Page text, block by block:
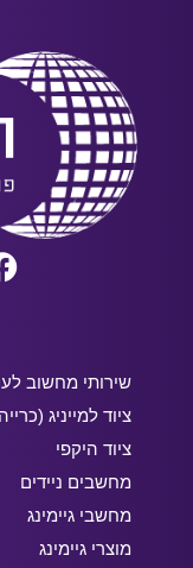
שירותי מחשוב
ציוד למייניג
ציוד היקפי
מחשבים ניידים
מחשבי גיימינג
מוצרי גיימינג